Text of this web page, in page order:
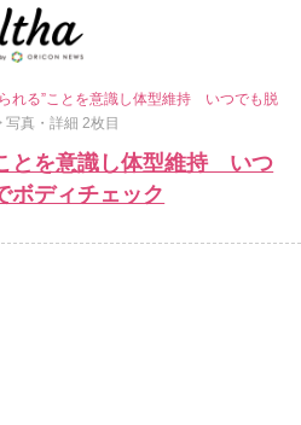
れる”ことを意識し体型維持 いつでも脱
写真・詳細 2枚目
とを意識し体型維持 いつ
ボディチェック